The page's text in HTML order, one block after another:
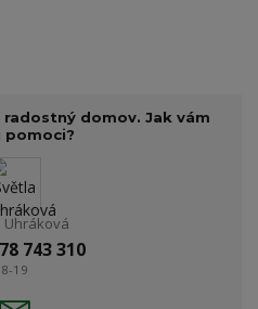
domov. Jak vám
pomoci?
Uhráková
743 310
8-19